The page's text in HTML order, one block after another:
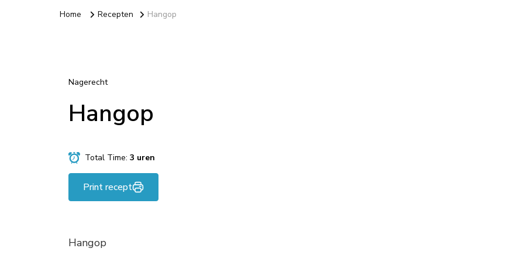
Home Recepten Hangop
Nagerecht
Hangop
Total Time: 3 uren
Print recept
Hangop